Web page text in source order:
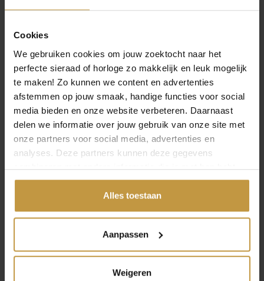
Cookies
We gebruiken cookies om jouw zoektocht naar het
perfecte sieraad of horloge zo makkelijk en leuk mogelijk
te maken! Zo kunnen we content en advertenties
afstemmen op jouw smaak, handige functies voor social
media bieden en onze website verbeteren. Daarnaast
delen we informatie over jouw gebruik van onze site met
onze partners voor social media, advertenties en
analyses. Deze partners kunnen deze gegevens
combineren met andere informatie die je met hen hebt
gedeeld of die ze hebben verzameld via jouw gebruik van
Alles toestaan
Aanpassen
Weigeren
Over Excellent Jewelry
MEER VAN EXCELLENT JEWELRY
1.995,00